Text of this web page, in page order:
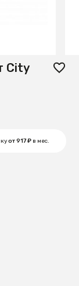
City
от 917 ₽в мес.